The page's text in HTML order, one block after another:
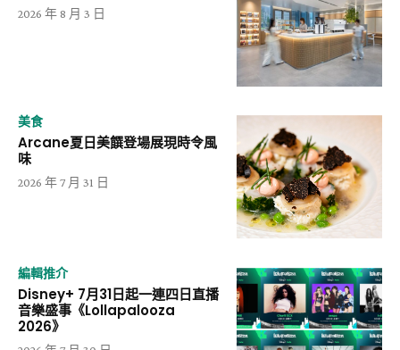
2026 年 8 月 3 日
美食
Arcane夏日美饌登場展現時令風
味
2026 年 7 月 31 日
編輯推介
Disney+ 7月31日起一連四日直播
音樂盛事《Lollapalooza
2026》